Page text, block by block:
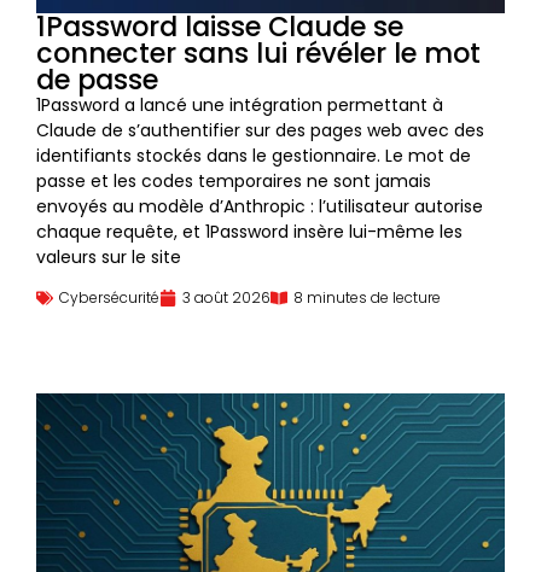
1Password laisse Claude se
connecter sans lui révéler le mot
de passe
1Password a lancé une intégration permettant à
Claude de s’authentifier sur des pages web avec des
identifiants stockés dans le gestionnaire. Le mot de
passe et les codes temporaires ne sont jamais
envoyés au modèle d’Anthropic : l’utilisateur autorise
chaque requête, et 1Password insère lui-même les
valeurs sur le site
Cybersécurité 3 août 2026 8 minutes de lecture